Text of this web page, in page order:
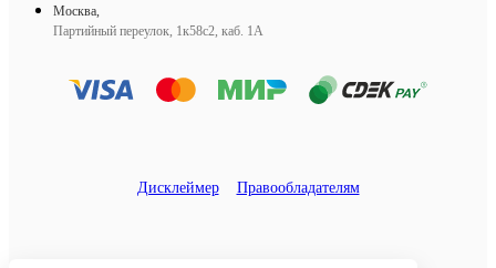
Москва,
Партийный переулок, 1к58с2, каб. 1А
Дисклеймер Правообладателям